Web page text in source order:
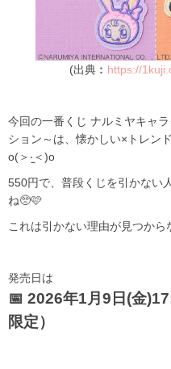
(出典︰ https://
今回の一番くじ ナルミヤキャ
ション～は、懐かしい×トレン
o(＞‧̫＜)o
550円で、普段くじを引かない
ね🥺🩷
これは引かない理由が見つか
発売日は
📅 2026年1月9日(金
限定）